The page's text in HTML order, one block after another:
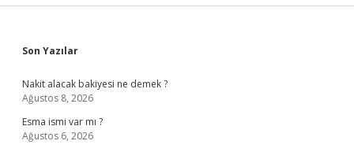
Sidebar
Son Yazılar
Nakit alacak bakiyesi ne demek ?
Ağustos 8, 2026
Esma ismi var mı ?
Ağustos 6, 2026